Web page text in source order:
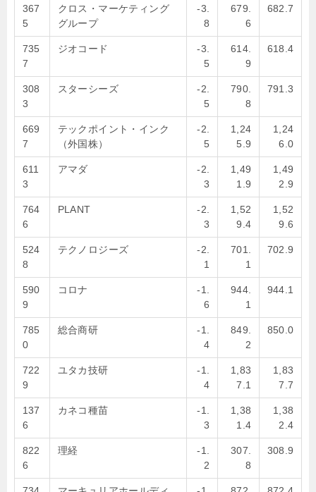
367
5
クロス・マーケティング
グループ
-3.
8
679.
6
682.7
735
7
ジオコード
-3.
5
614.
9
618.4
308
3
スターシーズ
-2.
5
790.
8
791.3
669
7
テックポイント・インク
（外国株）
-2.
5
1,24
5.9
1,24
6.0
611
3
アマダ
-2.
3
1,49
1.9
1,49
2.9
764
6
PLANT
-2.
3
1,52
9.4
1,52
9.6
524
8
テクノロジーズ
-2.
1
701.
1
702.9
590
9
コロナ
-1.
6
944.
1
944.1
785
0
総合商研
-1.
4
849.
2
850.0
722
9
ユタカ技研
-1.
4
1,83
7.1
1,83
7.7
137
6
カネコ種苗
-1.
3
1,38
1.4
1,38
2.4
822
6
理経
-1.
2
307.
8
308.9